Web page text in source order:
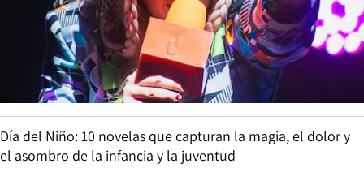
Día del Niño: 10 novelas que capturan la magia, el dolor y
el asombro de la infancia y la juventud